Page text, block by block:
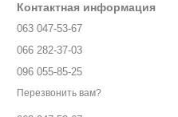
в помещении, что может быть
проникновение в
уровень загрязнения
Контактная информация
063 047-53-67
066 282-37-03
096 055-85-25
Перезвонить вам?